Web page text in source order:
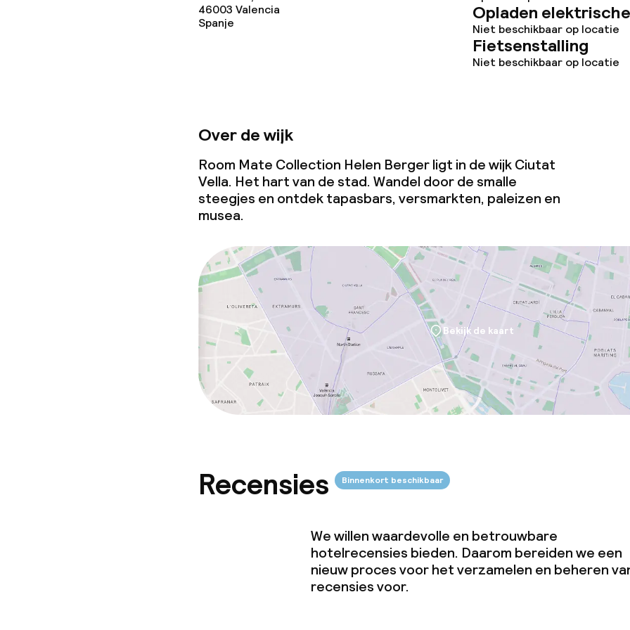
46003 Valencia
Spanje
Opladen
Niet beschikbaar op locatie
Fietsenstalling
Niet beschikbaar op locatie
Over de wijk
Room Mate Collection Helen Berger ligt in de wijk Ciutat
Vella. Het hart van de stad. Wandel door de smalle
steegjes en ontdek tapasbars, versmarkten, paleizen en
musea.
Bekijk de kaart
Recensies Binnenkort beschikbaar
We willen waardevolle en betrouwbare
hotelrecensies bieden. Daarom bereiden we een
nieuw proces voor het verzamelen en beheren
recensies voor.